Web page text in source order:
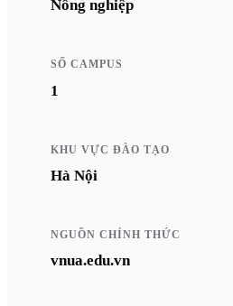
Nông nghiệp
SỐ CAMPUS
1
KHU VỰC ĐÀO TẠO
Hà Nội
NGUỒN CHÍNH THỨC
vnua.edu.vn